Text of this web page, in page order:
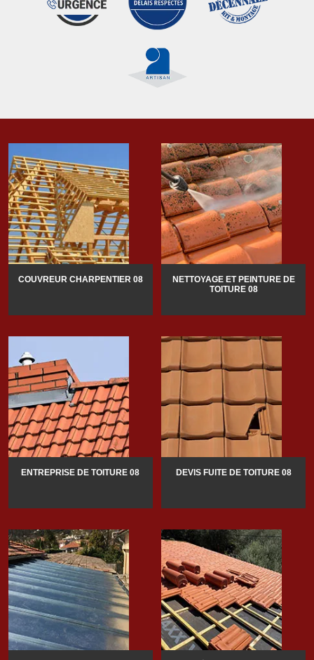
COUVREUR CHARPENTIER 08
NETTOYAGE ET PEINTURE DE
TOITURE 08
ENTREPRISE DE TOITURE 08 DEVIS FUITE DE TOITURE 08